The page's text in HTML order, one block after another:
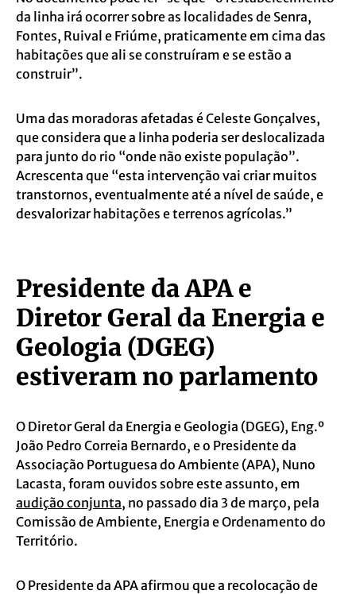
da linha irá ocorrer sobre as localidades de Senra,
Fontes, Ruival e Friúme, praticamente em cima das
habitações que ali se construíram e se estão a
construir”.
Uma das moradoras afetadas é Celeste Gonçalves,
que considera que a linha poderia ser deslocalizada
para junto do rio “onde não existe população”.
Acrescenta que “esta intervenção vai criar muitos
transtornos, eventualmente até a nível de saúde, e
desvalorizar habitações e terrenos agrícolas.”
Presidente da APA e
Diretor Geral da Energia e
Geologia (DGEG)
estiveram no parlamento
O Diretor Geral da Energia e Geologia (DGEG), Eng.º
João Pedro Correia Bernardo, e o Presidente da
Associação Portuguesa do Ambiente (APA), Nuno
Lacasta, foram ouvidos sobre este assunto, em
audição conjunta, no passado dia 3 de março, pela
Comissão de Ambiente, Energia e Ordenamento do
Território.
O Presidente da APA afirmou que a recolocação de